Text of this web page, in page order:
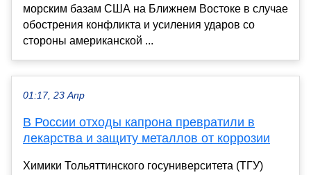
морским базам США на Ближнем Востоке в случае
обострения конфликта и усиления ударов со
стороны американской ...
01:17, 23 Апр
В России отходы капрона превратили в
лекарства и защиту металлов от коррозии
Химики Тольяттинского госуниверситета (ТГУ)